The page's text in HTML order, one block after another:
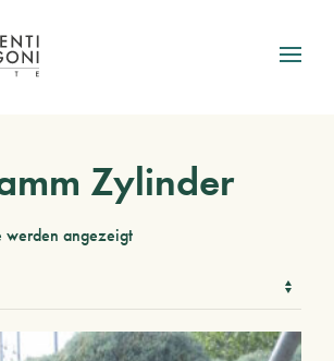
Zylinder
werden angezeigt